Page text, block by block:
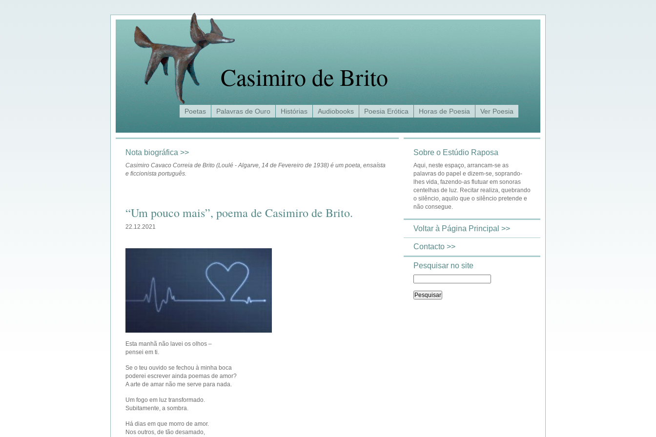
Casimiro de Brito
Poetas Palavras de Ouro Histórias Audiobooks Poesia Erótica Horas de Poesia Ver Poesia
Nota biográfica >>
Casimiro Cavaco Correia de Brito (Loulé - Algarve, 14 de Fevereiro de 1938) é um poeta, ensaísta
e ficcionista português.
“Um pouco mais”, poema de Casimiro de Brito.
22.12.2021
Esta manhã não lavei os olhos –
pensei em ti.
Se o teu ouvido se fechou à minha boca
poderei escrever ainda poemas de amor?
A arte de amar não me serve para nada.
Um fogo em luz transformado.
Subitamente, a sombra.
Há dias em que morro de amor.
Nos outros, de tão desamado,
Sobre o Estúdio Raposa
Aqui, neste espaço, arrancam-se as
palavras do papel e dizem-se, soprando-
lhes vida, fazendo-as flutuar em sonoras
centelhas de luz. Recitar realiza, quebrando
o silêncio, aquilo que o silêncio pretende e
não consegue.
Voltar à Página Principal >>
Contacto >>
Pesquisar no site